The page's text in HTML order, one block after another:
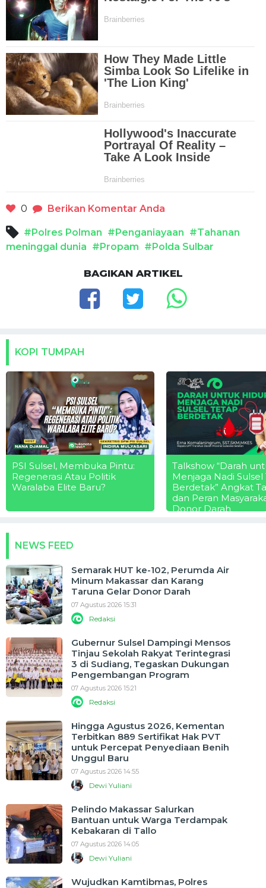
0 Berikan Komentar Anda
#Polres Polman #Penganiayaan #Tahanan
meninggal dunia #Propam #Polda Sulbar
BAGIKAN ARTIKEL
KOPI TUMPAH
PSI Sulsel, Membuka Pintu:
Regenerasi Atau Politik
Waralaba Elite Baru?
Talkshow “Darah
Menjaga Nadi Sulsel
Berdetak” Angkat
dan Peran
Donor Darah
NEWS FEED
Semarak HUT ke-102, Perumda Air
Minum Makassar dan Karang
Taruna Gelar Donor Darah
07 Agustus 2026 15:31
Redaksi
Gubernur Sulsel Dampingi Mensos
Tinjau Sekolah Rakyat Terintegrasi
3 di Sudiang, Tegaskan Dukungan
Pengembangan Program
07 Agustus 2026 15:21
Redaksi
Hingga Agustus 2026, Kementan
Terbitkan 889 Sertifikat Hak PVT
untuk Percepat Penyediaan Benih
Unggul Baru
07 Agustus 2026 14:55
Dewi Yuliani
Pelindo Makassar Salurkan
Bantuan untuk Warga Terdampak
Kebakaran di Tallo
07 Agustus 2026 14:05
Dewi Yuliani
Wujudkan Kamtibmas, Polres